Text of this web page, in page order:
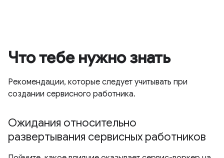
Что тебе нужно знать
Рекомендации, которые следует учитывать при
создании сервисного работника.
Ожидания относительно
развертывания сервисных работников